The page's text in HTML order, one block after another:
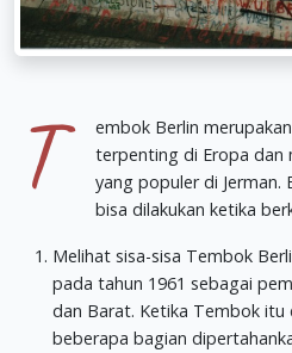
T
embok Berlin
terpenting di Eropa dan
yang populer di Jerman.
bisa dilakukan ketika
Melihat sisa-sisa Tembok
pada tahun 1961 sebagai
dan Barat. Ketika Tembok
beberapa bagian